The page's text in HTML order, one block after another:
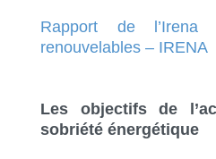
Rapport de
renouvelables – IRENA
Les objectifs de
sobriété énergétique